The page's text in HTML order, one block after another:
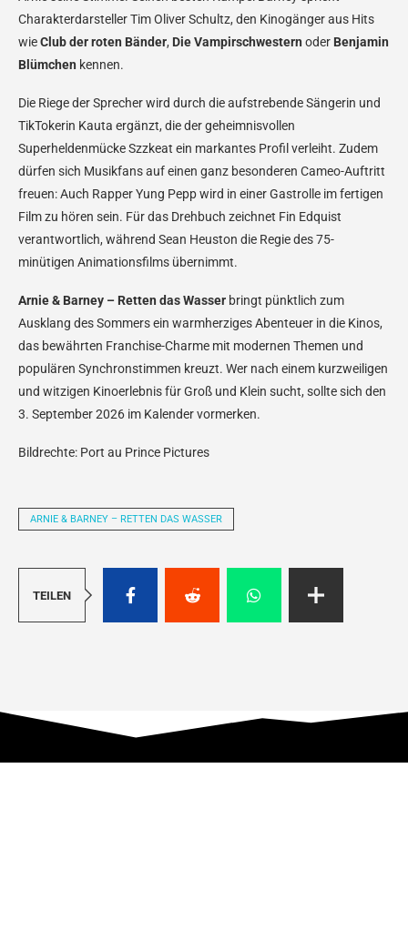
Charakterdarsteller Tim Oliver Schultz, den Kinogänger aus Hits
wieClub der roten Bänder, Die Vampirschwestern oder Benjamin
Blümchen kennen.
Die Riege der Sprecher wird durch die aufstrebende Sängerin und
TikTokerin Kauta ergänzt, die der geheimnisvollen
Superheldenmücke Szzkeat ein markantes Profil verleiht. Zudem
dürfen sich Musikfans auf einen ganz besonderen Cameo-Auftritt
freuen: Auch Rapper Yung Pepp wird in einer Gastrolle im fertigen
Film zu hören sein. Für das Drehbuch zeichnet Fin Edquist
verantwortlich, während Sean Heuston die Regie des 75-
minütigen Animationsfilms übernimmt.
Arnie & Barney – Retten das Wasser bringt pünktlich zum
Ausklang des Sommers ein warmherziges Abenteuer in die Kinos,
das bewährten Franchise-Charme mit modernen Themen und
populären Synchronstimmen kreuzt. Wer nach einem kurzweiligen
und witzigen Kinoerlebnis für Groß und Klein sucht, sollte sich den
3. September 2026 im Kalender vormerken.
Bildrechte: Port au Prince Pictures
ARNIE & BARNEY – RETTEN DAS WASSER
TEILEN